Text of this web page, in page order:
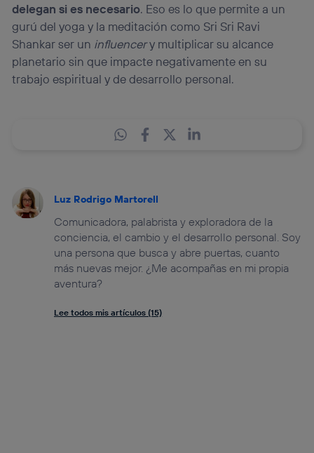
delegan si es necesario. Eso es lo que permite a un
gurú del yoga y la meditación como Sri Sri Ravi
Shankar ser un influencery multiplicar su alcance
planetario sin que impacte negativamente en su
trabajo espiritual y de desarrollo personal.
Luz Rodrigo Martorell
Comunicadora, palabrista y exploradora de la
conciencia, el cambio y el desarrollo personal. Soy
una persona que busca y abre puertas, cuanto
más nuevas mejor. ¿Me acompañas en mi propia
aventura?
Lee todos mis artículos (15)